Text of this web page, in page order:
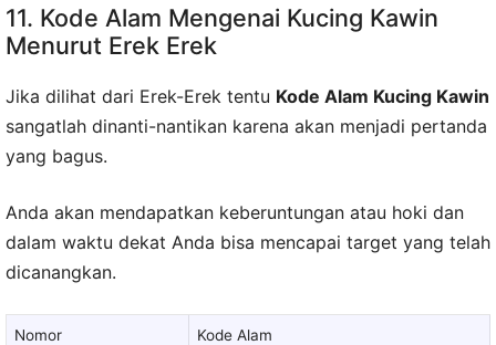
11. Kode Alam Mengenai Kucing Kawin
Menurut Erek Erek
Jika dilihat dari Erek-Erek tentu Kode Alam Kucing Kawin
sangatlah dinanti-nantikan karena akan menjadi pertanda
yang bagus.
Anda akan mendapatkan keberuntungan atau hoki dan
dalam waktu dekat Anda bisa mencapai target yang telah
dicanangkan.
Nomor Kode Alam